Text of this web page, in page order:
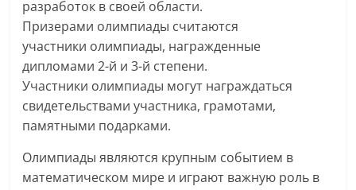
разработок в своей области.
Призерами олимпиады считаются
участники олимпиады, награжденные
дипломами 2-й и 3-й степени.
Участники олимпиады могут награждаться
свидетельствами участника, грамотами,
памятными подарками.
Олимпиады являются крупным событием в
математическом мире и играют важную роль в